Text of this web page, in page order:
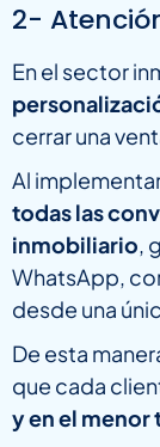
2-
En el sector
cerrar una
Al
todas las
inmobiliario,
WhatsApp,
desde una
De esta
que cada
y en el